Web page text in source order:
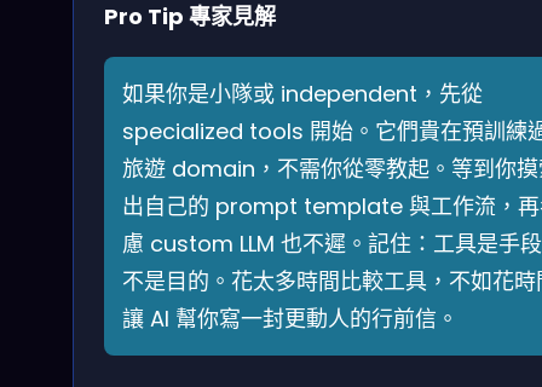
Pro Tip 專家見解
如果你是小隊或 independent，先從
specialized tools 開始。它們貴在預訓練
旅遊 domain，不需你從零教起。等到你
出自己的 prompt template 與工作流，
慮 custom LLM 也不遲。記住：工具是手
不是目的。花太多時間比較工具，不如花時
讓 AI 幫你寫一封更動人的行前信。